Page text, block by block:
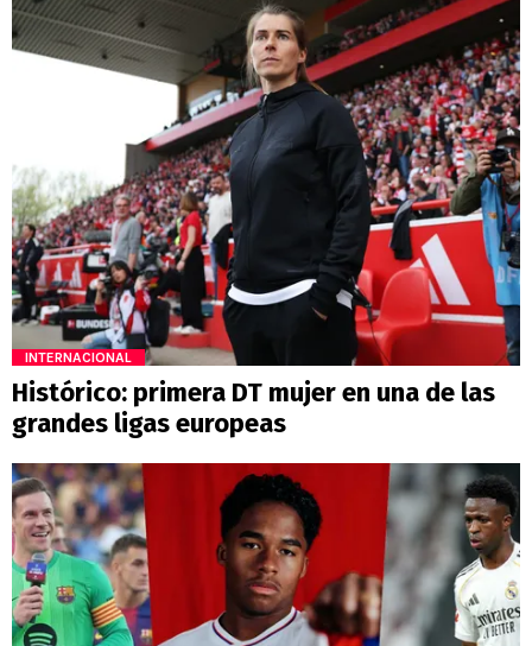
INTERNACIONAL
Histórico: primera DT mujer en una de las
grandes ligas europeas